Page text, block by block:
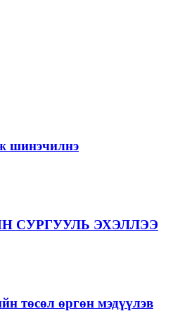
шинэчилнэ
ЭХЭЛЛЭЭ
төсөл өргөн мэдүүлэв